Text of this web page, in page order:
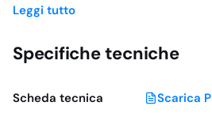
Palestre,hotel,scuole,asili
frequentazione
Leggi tutto
Specifiche tecniche
Scheda tecnica Scarica